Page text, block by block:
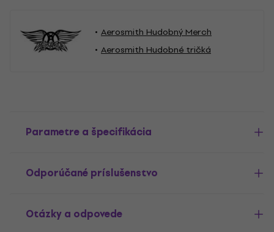
Aerosmith Hudobný Merch
Aerosmith Hudobné tričká
Parametre a špecifikácia
Odporúčané príslušenstvo
Otázky a odpovede